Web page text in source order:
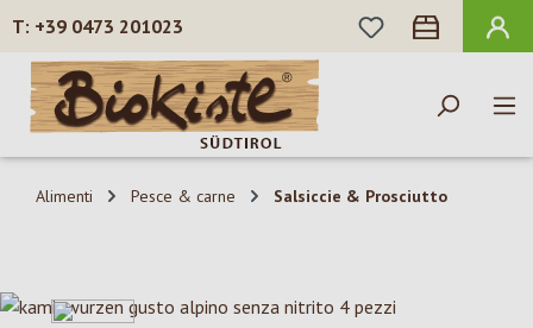
Passa al contenuto principale
+39 0473 201023
HAI 0 ARTICOLI
Alimenti Pesce & carne Salsiccie & Prosciutto
Salta la galleria di immagini